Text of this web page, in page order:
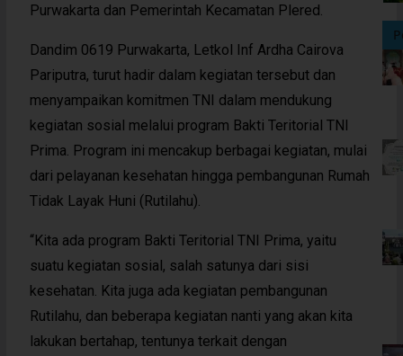
Purwakarta dan Pemerintah Kecamatan Plered.
Dandim 0619 Purwakarta, Letkol Inf Ardha Cairova
Pariputra, turut hadir dalam kegiatan tersebut dan
menyampaikan komitmen TNI dalam mendukung
kegiatan sosial melalui program Bakti Teritorial TNI
Prima. Program ini mencakup berbagai kegiatan, mulai
dari pelayanan kesehatan hingga pembangunan Rumah
Tidak Layak Huni (Rutilahu).
“Kita ada program Bakti Teritorial TNI Prima, yaitu
suatu kegiatan sosial, salah satunya dari sisi
kesehatan. Kita juga ada kegiatan pembangunan
Rutilahu, dan beberapa kegiatan nanti yang akan kita
lakukan bertahap, tentunya terkait dengan